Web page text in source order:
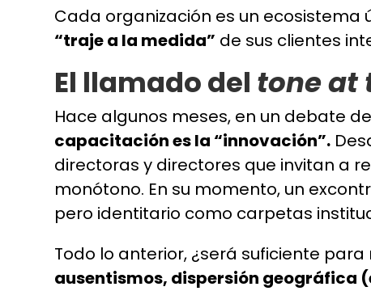
Cada organización es un ecosistema
“traje a la medida” de sus clientes
El llamado del tone at
Hace algunos meses, en un debate
capacitación es la “innovación”.
directoras y directores que invitan a
monótono. En su momento, un
pero identitario como carpetas
Todo lo anterior, ¿será suficiente
ausentismos, dispersión geográfica